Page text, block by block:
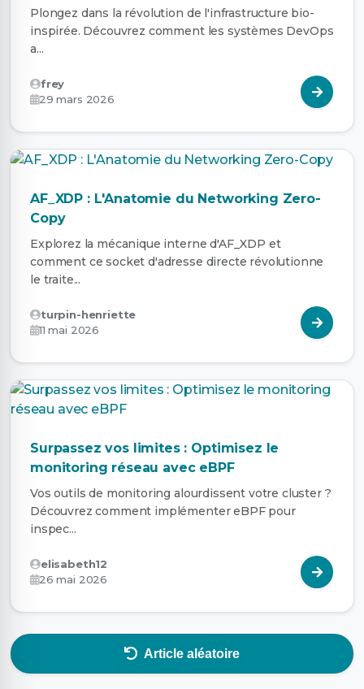
Plongez dans la révolution de l'infrastructure bio-
inspirée. Découvrez comment les systèmes DevOps
a...
frey
29 mars 2026
AF_XDP : L'Anatomie du Networking Zero-
Copy
Explorez la mécanique interne d'AF_XDP et
comment ce socket d'adresse directe révolutionne
le traite...
turpin-henriette
11 mai 2026
Surpassez vos limites : Optimisez le
monitoring réseau avec eBPF
Vos outils de monitoring alourdissent votre cluster ?
Découvrez comment implémenter eBPF pour
inspec...
elisabeth12
26 mai 2026
Article aléatoire